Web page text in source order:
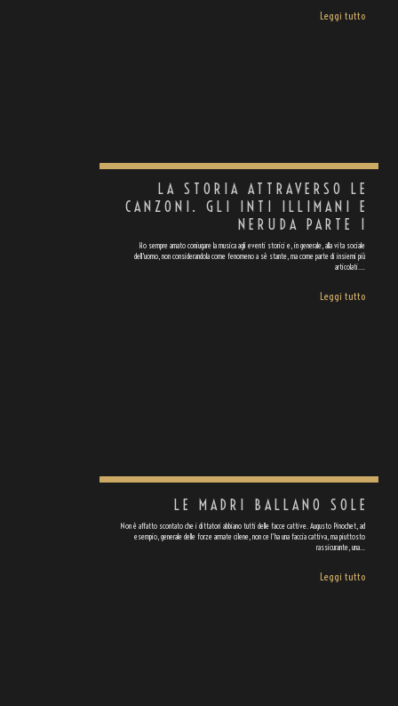
Leggi tutto
LA STORIA ATTRAVERSO LE
CANZONI. GLI INTI ILLIMANI E
NERUDA PARTE 1
Ho sempre amato coniugare la musica agli eventi storici e, in generale, alla vita sociale
dell'uomo, non considerandola come fenomeno a sè stante, ma come parte di insiemi più
articolati.…
Leggi tutto
LE MADRI BALLANO SOLE
Non è affatto scontato che i dittatori abbiano tutti delle facce cattive. Augusto Pinochet, ad
esempio, generale delle forze armate cilene, non ce l’ha una faccia cattiva, ma piuttosto
rassicurante, una…
Leggi tutto